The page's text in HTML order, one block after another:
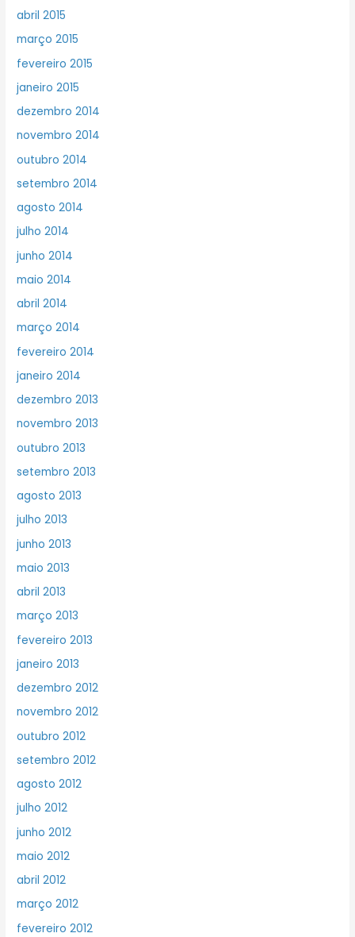
abril 2015
março 2015
fevereiro 2015
janeiro 2015
dezembro 2014
novembro 2014
outubro 2014
setembro 2014
agosto 2014
julho 2014
junho 2014
maio 2014
abril 2014
março 2014
fevereiro 2014
janeiro 2014
dezembro 2013
novembro 2013
outubro 2013
setembro 2013
agosto 2013
julho 2013
junho 2013
maio 2013
abril 2013
março 2013
fevereiro 2013
janeiro 2013
dezembro 2012
novembro 2012
outubro 2012
setembro 2012
agosto 2012
julho 2012
junho 2012
maio 2012
abril 2012
março 2012
fevereiro 2012